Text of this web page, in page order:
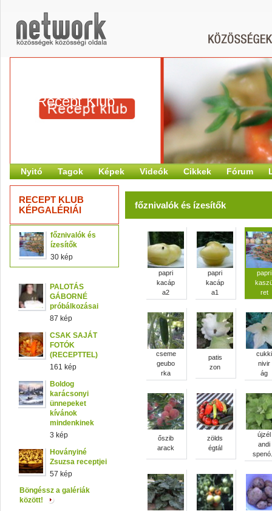
Recept Klub
Nyitó Tagok Képek Videók Cikkek Fórum
RECEPT KLUB
KÉPGALÉRIÁI
főznivalók és
ízesítők
30 kép
PALOTÁS
GÁBORNÉ
próbálkozásai
87 kép
CSAK SAJÁT
FOTÓK
(RECEPTTEL)
161 kép
Boldog
karácsonyi
ünnepeket
kívánok
mindenkinek
3 kép
Hoványiné
Zsuzsa receptjei
57 kép
Böngéssz a galériák
között!
főznivalók és ízesítők
papri
kacáp
a2
papri
kacáp
a1
papri
ret
cseme
geubo
rka
patis
zon
cukki
nivir
ág
őszib
arack
zölds
égtál
újzél
andi